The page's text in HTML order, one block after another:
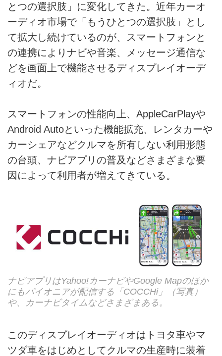
とつの選択肢」に変化してきた。近年カーオ
ーディオ市場で「もうひとつの選択肢」とし
て拡大し続けているのが、スマートフォンと
の連携によりナビや音楽、メッセージ通信な
どを画面上で機能させるディスプレイオーデ
ィオだ。
スマートフォンの性能向上、AppleCarPlayや
Android Autoといった機能拡充、レンタカーや
カーシェアなどクルマを所有しない利用形態
の台頭、ナビアプリの普及などさまざまな要
因によって利用者が増えてきている。
ナビアプリはYahoo!カーナビやGoogle Mapのほか
にもパイオニアが配信する「COCCHi」（写真）
や、カーナビタイムなどさまざまある。
このディスプレイオーディオはトヨタ車やマ
ツダ車をはじめとしてクルマの生産時に装着